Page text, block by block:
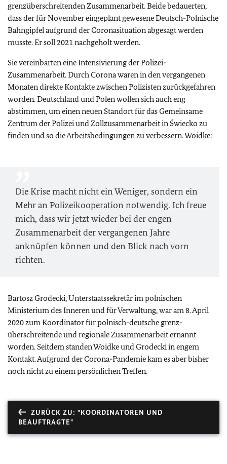
grenzüberschreitenden Zusammenarbeit. Beide bedauerten,
dass der für November eingeplant gewesene Deutsch-Polnische
Bahngipfel aufgrund der Coronasituation abgesagt werden
musste. Er soll 2021 nachgeholt werden.
Sie vereinbarten eine Intensivierung der Polizei-
Zusammenarbeit. Durch Corona waren in den vergangenen
Monaten direkte Kontakte zwischen Polizisten zurückgefahren
worden. Deutschland und Polen wollen sich auch eng
abstimmen, um einen neuen Standort für das Gemeinsame
Zentrum der Polizei und Zollzusammenarbeit in Świecko zu
finden und so die Arbeitsbedingungen zu verbessern. Woidke:
Die Krise macht nicht ein Weniger, sondern ein
Mehr an Polizeikooperation notwendig. Ich freue
mich, dass wir jetzt wieder bei der engen
Zusammenarbeit der vergangenen Jahre
anknüpfen können und den Blick nach vorn
richten.
Bartosz Grodecki, Unterstaatssekretär im polnischen
Ministerium des Inneren und für Verwaltung, war am 8. April
2020 zum Koordinator für polnisch-deutsche grenz-
überschreitende und regionale Zusammenarbeit ernannt
worden. Seitdem standen Woidke und Grodecki in engem
Kontakt. Aufgrund der Corona-Pandemie kam es aber bisher
noch nicht zu einem persönlichen Treffen.
ZURÜCK ZU: "KOORDINATOREN UND
BEAUFTRAGTE"